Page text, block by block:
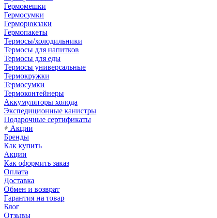
Гермомешки
Гермосумки
Герморюкзаки
Гермопакеты
Термосы/холодильники
Термосы для напитков
Термосы для еды
Термосы универсальные
Термокружки
Термосумки
Термоконтейнеры
Аккумуляторы холода
Экспедиционные канистры
Подарочные сертификаты
Акции
Бренды
Как купить
Акции
Как оформить заказ
Оплата
Доставка
Обмен и возврат
Гарантия на товар
Блог
Отзывы